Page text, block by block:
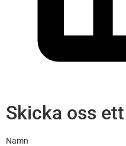
Skicka oss
Namn